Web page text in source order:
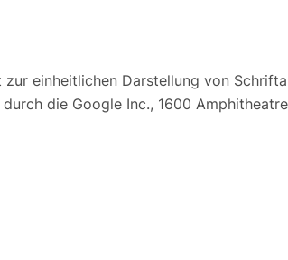
einheitlichen Darstellung von
die Google Inc., 1600